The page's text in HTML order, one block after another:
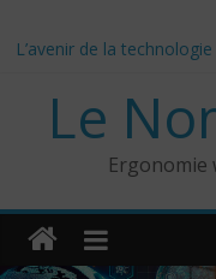
L’avenir de la
Les 3 meilleurs
Google Deep Mind – IA
NotebookLM : Mes
CES 2025: Technologies
Le
Ergonomie